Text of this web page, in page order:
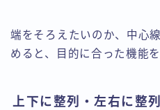
端をそろえたいのか、中心
めると、目的に合った機能
上下に整列・左右に整